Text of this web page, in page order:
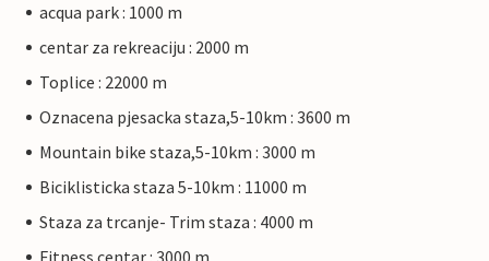
acqua park : 1000 m
centar za rekreaciju : 2000 m
Toplice : 22000 m
Oznacena pjesacka staza,5-10km : 3600 m
Mountain bike staza,5-10km : 3000 m
Biciklisticka staza 5-10km : 11000 m
Staza za trcanje- Trim staza : 4000 m